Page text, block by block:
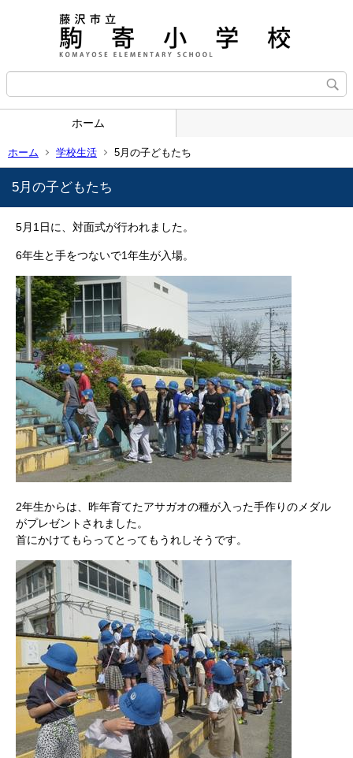
ホーム
ホーム 学校生活 5月の子どもたち
5月の子どもたち
5月1日に、対面式が行われました。
6年生と手をつないで1年生が入場。
2年生からは、昨年育てたアサガオの種が入った手作りのメダル
がプレゼントされました。
首にかけてもらってとってもうれしそうです。